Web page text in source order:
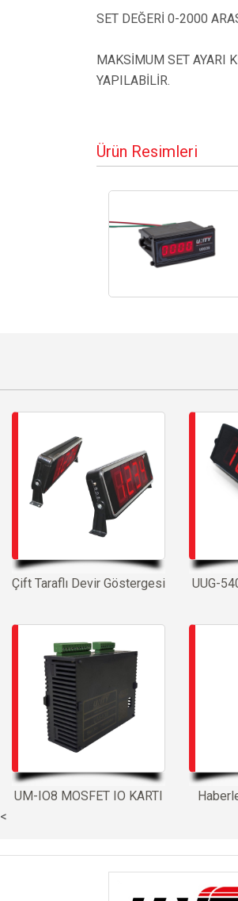
SET DEĞERİ 0-2000
MAKSİMUM SET AYARI
YAPILABİLİR.
Ürün Resimleri
Çift Taraflı Devir Göstergesi UUG-
UM-IO8 MOSFET IO KARTI
<